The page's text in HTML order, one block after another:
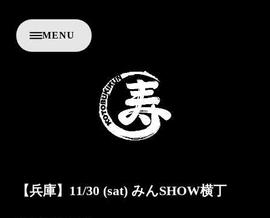
MENU
【兵庫】11/30 (sat) みんSHOW横丁